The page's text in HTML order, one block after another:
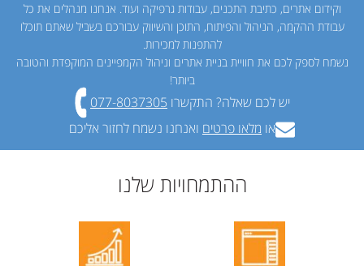
וקידום אתרים, כתיבת התכנים, עבודות גרפיקה ועוד. אנחנו מנהלים את כל
עבודת ההקמה, הניהול והפיתוח, התוכן והשיווק עבורכם בשביל שאתם תוכלו
להתפנות למכירות.
נשמח לספק לכם את חוויית בניית אתרים וניהול הקמפיינים המוקפדת והטובה
ביותר!
יש לכם שאלה? התקשרו 077-8037305
או מלאו פרטים ואנחנו נשמח לחזור אליכם
ההתמחויות שלנו